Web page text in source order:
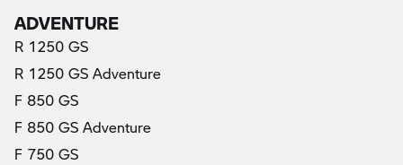
ADVENTURE
R 1250 GS
R 1250 GS Adventure
F 850 GS
F 850 GS Adventure
F 750 GS